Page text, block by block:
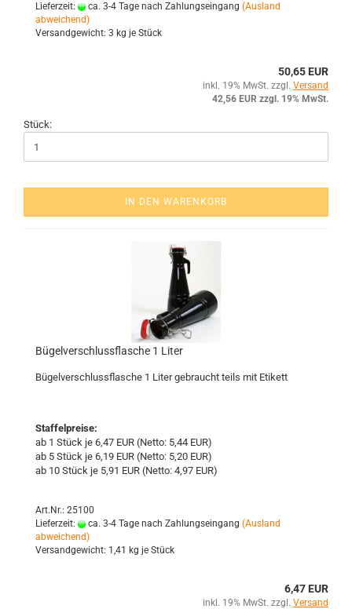
Lieferzeit:
ca. 3-4 Tage nach Zahlungseingang (Ausland
abweichend)
Versandgewicht: 3 kg je Stück
50,65 EUR
inkl. 19% MwSt. zzgl. Versand
42,56 EUR zzgl. 19% MwSt.
Stück:
IN DEN WARENKORB
Bü­gel­ver­schluss­fla­sche 1 Liter
Bü­gel­ver­schluss­fla­sche 1 Liter ge­braucht teils mit Eti­kett
Staffelpreise:
ab 1 Stück je 6,47 EUR (Netto: 5,44 EUR)
ab 5 Stück je 6,19 EUR (Netto: 5,20 EUR)
ab 10 Stück je 5,91 EUR (Netto: 4,97 EUR)
Art.Nr.: 25100
Lieferzeit:
ca. 3-4 Tage nach Zahlungseingang (Ausland
abweichend)
Versandgewicht: 1,41 kg je Stück
6,47 EUR
inkl. 19% MwSt. zzgl. Versand